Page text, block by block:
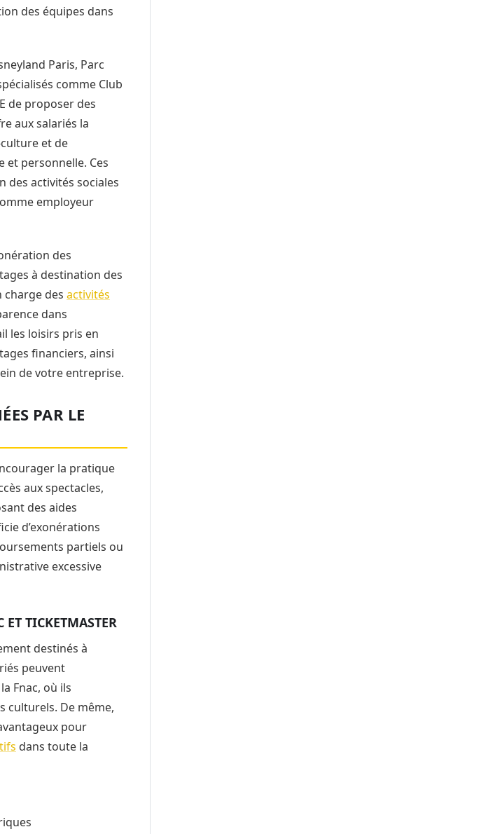
des équipes dans
Paris, Parc
comme Club
de proposer des
aux salariés la
et de
et personnelle. Ces
des activités sociales
employeur
des
à destination des
charge des activités
dans
les loisirs pris en
financiers, ainsi
de votre entreprise.
PAR LE
la pratique
aux spectacles,
des aides
d’exonérations
partiels ou
excessive
ET TICKETMASTER
destinés à
peuvent
Fnac, où ils
culturels. De même,
pour
dans toute la